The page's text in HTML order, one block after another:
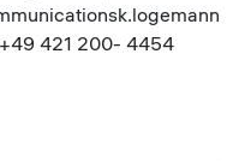
421 200- 4454